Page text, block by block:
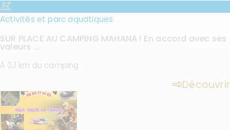
Activités et parc aquatiques
SUR PLACE AU CAMPING MAHANA ! En accord avec ses
valeurs ...
À 0,1 km du camping
Découvrir